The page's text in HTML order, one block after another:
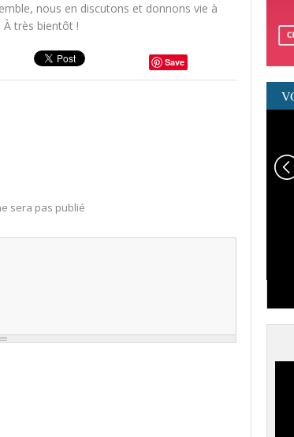
nous en discutons et donnons vie à
très bientôt !
Save
sera pas publié